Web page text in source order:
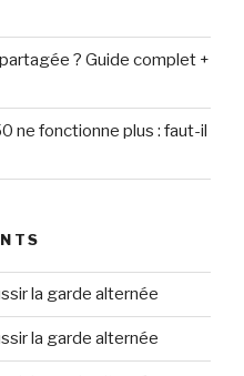
? Guide complet +
ne fonctionne plus : faut-il
la garde alternée
la garde alternée